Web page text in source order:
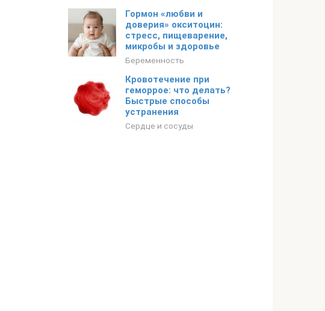
Гормон «любви и
доверия» окситоцин:
стресс, пищеварение,
микробы и здоровье
Беременность
Кровотечение при
геморрое: что делать?
Быстрые способы
устранения
Сердце и сосуды